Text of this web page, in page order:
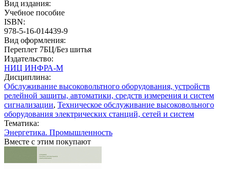
Вид издания:
Учебное пособие
ISBN:
978-5-16-014439-9
Вид оформления:
Переплет 7БЦ/Без шитья
Издательство:
НИЦ ИНФРА-М
Дисциплина:
Обслуживание высоковольтного оборудования, устройств
релейной защиты, автоматики, средств измерения и систем
сигнализации, Техническое обслуживание высоковольного
оборудования электрических станций, сетей и систем
Тематика:
Энергетика. Промышленность
Вместе с этим покупают